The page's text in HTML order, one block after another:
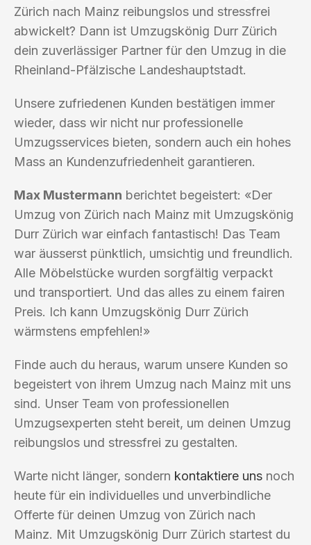
Zürich nach Mainz reibungslos und stressfrei
abwickelt? Dann ist Umzugskönig Durr Zürich
dein zuverlässiger Partner für den Umzug in die
Rheinland-Pfälzische Landeshauptstadt.
Unsere zufriedenen Kunden bestätigen immer
wieder, dass wir nicht nur professionelle
Umzugsservices bieten, sondern auch ein hohes
Mass an Kundenzufriedenheit garantieren.
Max Mustermann berichtet begeistert: «Der
Umzug von Zürich nach Mainz mit Umzugskönig
Durr Zürich war einfach fantastisch! Das Team
war äusserst pünktlich, umsichtig und freundlich.
Alle Möbelstücke wurden sorgfältig verpackt
und transportiert. Und das alles zu einem fairen
Preis. Ich kann Umzugskönig Durr Zürich
wärmstens empfehlen!»
Finde auch du heraus, warum unsere Kunden so
begeistert von ihrem Umzug nach Mainz mit uns
sind. Unser Team von professionellen
Umzugsexperten steht bereit, um deinen Umzug
reibungslos und stressfrei zu gestalten.
Warte nicht länger, sondern kontaktiere uns noch
heute für ein individuelles und unverbindliche
Offerte für deinen Umzug von Zürich nach
Mainz. Mit Umzugskönig Durr Zürich startest du